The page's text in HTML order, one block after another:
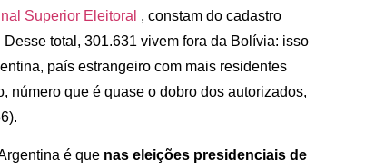
Superior Eleitoral , constam do cadastro
total, 301.631 vivem fora da Bolívia: isso
país estrangeiro com mais residentes
número que é quase o dobro dos autorizados,
é que nas eleições presidenciais de